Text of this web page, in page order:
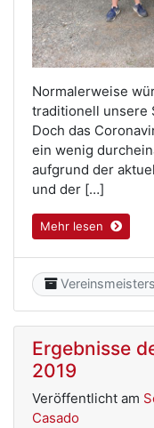
Normalerweise
traditionell unsere
Doch das
ein wenig
aufgrund der
und der […]
Mehr lesen
Category
Ergebnisse
2019
Veröffentlicht am
Casado